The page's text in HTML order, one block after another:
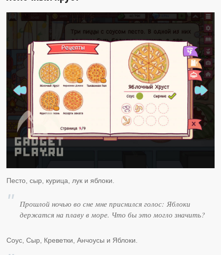
Песто, сыр, курица, лук и яблоки.
Прошлой ночью во сне мне приснился голос: Яблоки
держатся на плаву в море. Что бы это могло значить?
Соус, Сыр, Креветки, Анчоусы и Яблоки.